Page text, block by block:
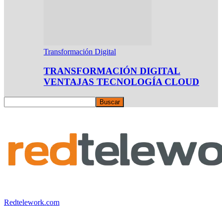
Transformación Digital
TRANSFORMACIÓN DIGITAL
VENTAJAS TECNOLOGÍA CLOUD
Redtelework.com